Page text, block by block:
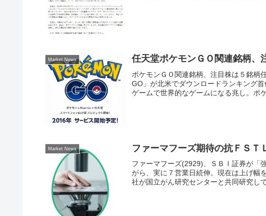
Market News 任天堂ポケモンＧＯ関連銘柄、
ポケモンＧＯ関連銘柄、注目株は５銘柄
GO」が北米でダウンロードランキング
ゲームで世界的なゲームになる兆し。ポ
Market News ファーマフーズ期待の抗ＦＳＴ
ファーマフーズ(2929)、ＳＢＩ証券が「
がら、実に７営業日続伸。現在は上げ幅
社が国立がん研究センターと共同研究し